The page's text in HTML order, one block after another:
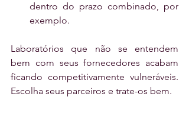
dentro do prazo combinado, por
exemplo.
Laboratórios que não se entendem
bem com seus fornecedores acabam
ficando competitivamente vulneráveis.
Escolha seus parceiros e trate-os bem.